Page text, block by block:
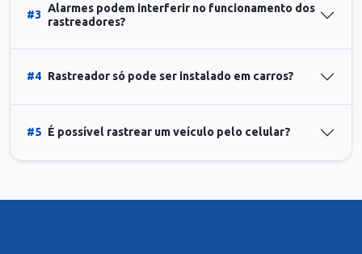
#3
Alarmes podem interferir no funcionamento dos
rastreadores?
#4 Rastreador só pode ser instalado em carros?
#5 É possível rastrear um veículo pelo celular?